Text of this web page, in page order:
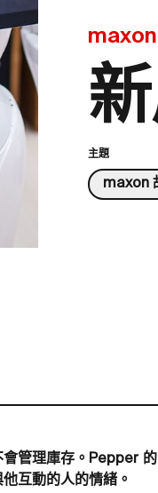
主題
maxon
管理庫存。Pepper
互動的人的情緒。